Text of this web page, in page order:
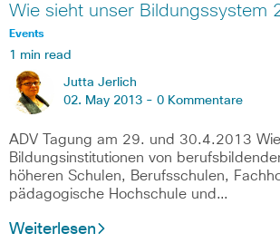
Wie sieht unser Bildungssystem
Events
1 min read
Jutta Jerlich
02. May 2013 - 0 Kommentare
ADV Tagung am 29. und 30.4.2013
Bildungsinstitutionen von
höheren Schulen, Berufsschulen,
pädagogische Hochschule und…
Weiterlesen